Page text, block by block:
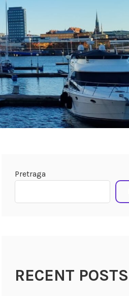
Pretraga
RECENT POSTS